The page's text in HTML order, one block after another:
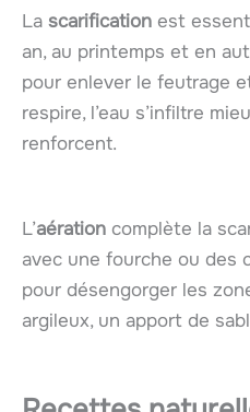
La scarification est
an, au printemps et en
pour enlever le feutrage
respire, l’eau s’infiltre
renforcent.
L’aération complète la
avec une fourche ou des
pour désengorger les
argileux, un apport de